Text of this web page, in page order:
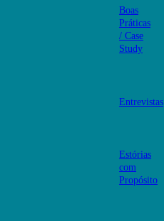
Boas
Práticas
/ Case
Study
Entrevistas
Estórias
com
Propósito